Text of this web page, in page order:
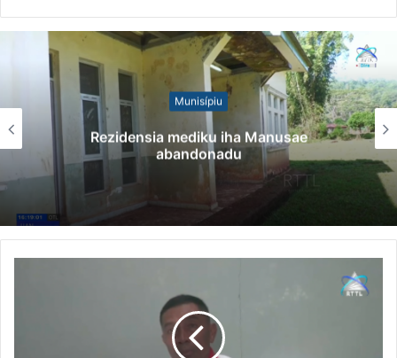
Munisípiu
Rezidensia mediku iha Manusae
abandonadu